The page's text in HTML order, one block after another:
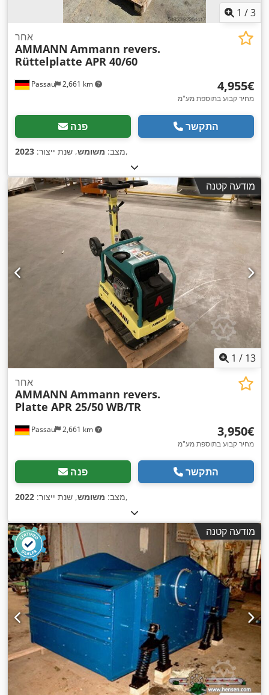
1 /3
Passau 2,661 km
אחר
AMMANN Ammann revers.
Rüttelplatte APR 40/60
‏4,955 ‏€
מחיר קבוע בתוספת מע"מ
פנה התקשר
מצב: משומש, שנת ייצור: 2023 ,
מודעה קטנה
1 / 13
Passau 2,661 km
אחר
AMMANN Ammann revers.
Platte APR 25/50 WB/TR
‏3,950 ‏€
מחיר קבוע בתוספת מע"מ
פנה התקשר
מצב: משומש, שנת ייצור: 2022 ,
מודעה קטנה